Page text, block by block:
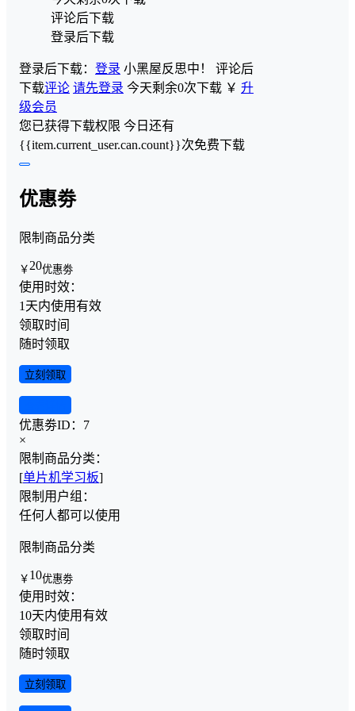
评论后下载
登录后下载
登录后下载： 登录 小黑屋反思中！ 评论后
下载评论 请先登录 今天剩余0次下载 ￥ 升
级会员
您已获得下载权限 今日还有
{{item.current_user.can.count}}次免费下载
优惠劵
限制商品分类
￥ 20优惠劵
使用时效：
1天内使用有效
领取时间
随时领取
立刻领取
优惠劵ID： 7
×
限制商品分类：
[单片机学习板]
限制用户组：
任何人都可以使用
限制商品分类
￥ 10优惠劵
使用时效：
10天内使用有效
领取时间
随时领取
立刻领取